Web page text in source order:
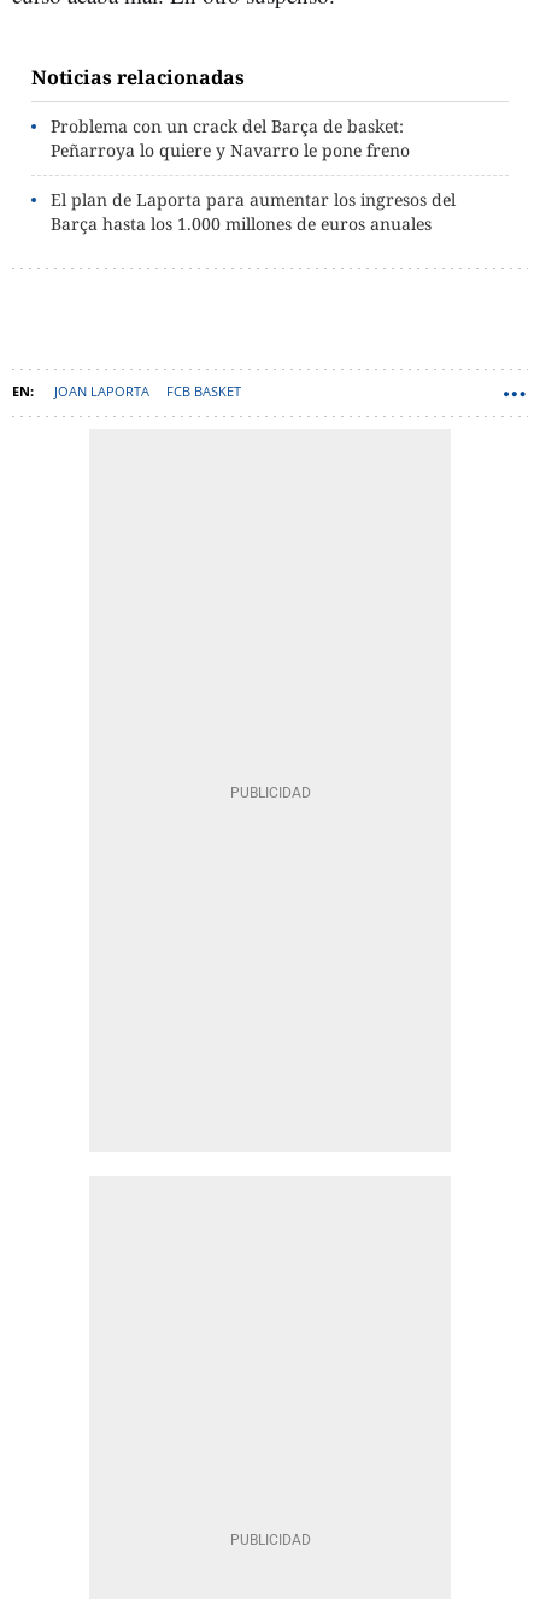
Noticias relacionadas
Problema con un crack del Barça de basket:
Peñarroya lo quiere y Navarro le pone freno
El plan de Laporta para aumentar los ingresos del
Barça hasta los 1.000 millones de euros anuales
JOAN LAPORTA FCB BASKET